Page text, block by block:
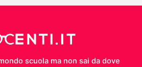
scuola ma non sai da dove